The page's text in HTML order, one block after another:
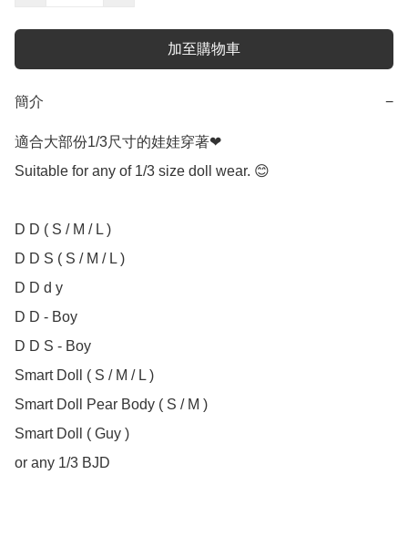
加至購物車
簡介 −
適合大部份1/3尺寸的娃娃穿著❤
Suitable for any of 1/3 size doll wear. 😊
D D ( S / M / L )
D D S ( S / M / L )
D D d y
D D - Boy
D D S - Boy
Smart Doll ( S / M / L )
Smart Doll Pear Body ( S / M )
Smart Doll ( Guy )